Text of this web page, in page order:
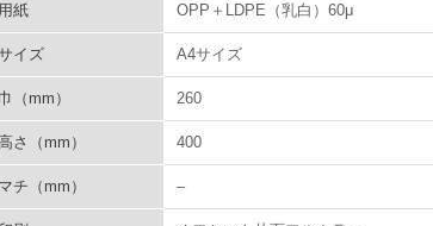
用紙 OPP＋LDPE（乳白）60μ
イズ A4サイズ
巾（mm） 260
さ（mm） 400
マチ（mm） –